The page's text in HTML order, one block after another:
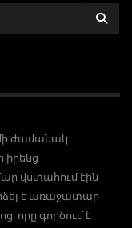
ժամանակ
վստահում էին
է առաջատար
որը գործում է